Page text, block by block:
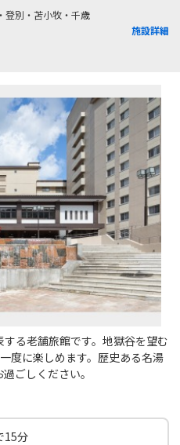
登別・苫小牧・千歳
施設詳細
る老舗旅館です。地獄谷を望む
度に楽しめます。歴史ある名湯
ごしください。
15分